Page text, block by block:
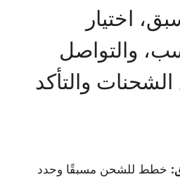
اختيار
والتواصل
الشحنات والتأكد
خطط للشحن مسبقًا وحدد